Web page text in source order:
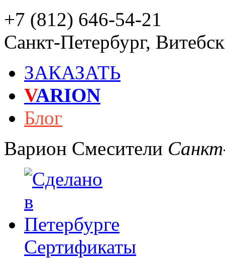
+7 (812) 646-54-21
Санкт-Петербург,
ЗАКАЗАТЬ
VARION
Блог
Варион Смесители
Сертификаты